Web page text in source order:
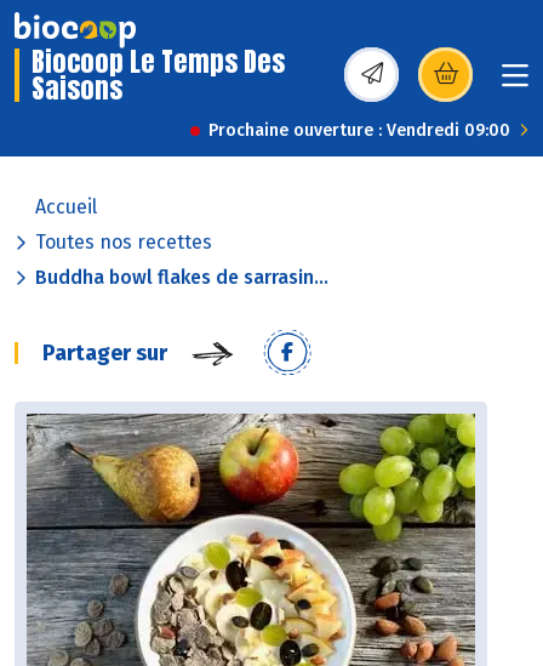
Biocoop Le Temps Des
Saisons (s’ouvre dans une
Prochaine ouverture : Vendredi 09:00
Accueil
Toutes nos recettes
Buddha bowl flakes de sarrasin...
Partager sur